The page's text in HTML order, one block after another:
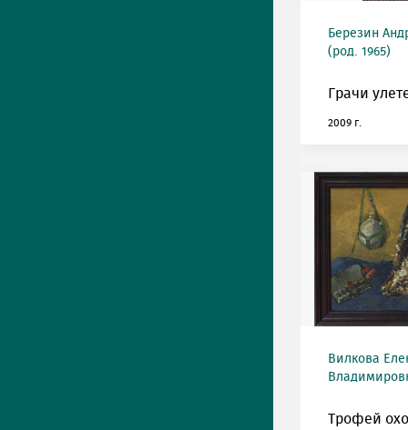
Березин
(род. 1965)
Грачи
2009 г.
Вилкова
Трофей